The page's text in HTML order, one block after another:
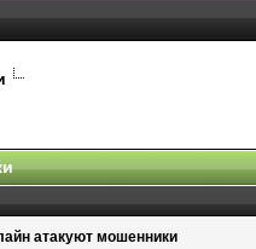
атакуют мошенники